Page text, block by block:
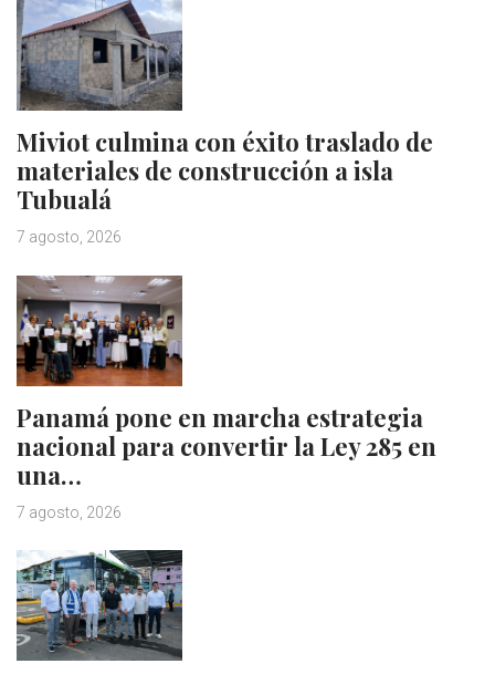
Miviot culmina con éxito traslado de
materiales de construcción a isla
Tubualá
7 agosto, 2026
Panamá pone en marcha estrategia
nacional para convertir la Ley 285 en
una…
7 agosto, 2026